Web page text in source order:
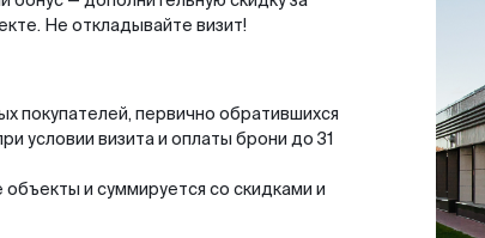
Не откладывайте визит!
покупателей, первично обратившихся
условии визита и оплаты брони до 31
и суммируется со скидками и